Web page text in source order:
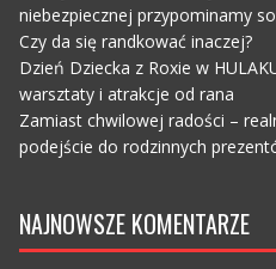
niebezpiecznej przypominamy
Czy da się randkować inaczej?
Dzień Dziecka z Roxie w
warsztaty i atrakcje od rana
Zamiast chwilowej radości –
podejście do rodzinnych
NAJNOWSZE KOMENTARZE